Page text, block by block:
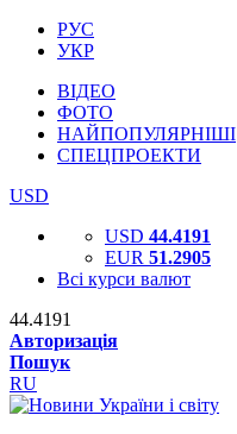
РУС
УКР
ВІДЕО
ФОТО
НАЙПОПУЛЯРНІШІ
СПЕЦПРОЕКТИ
USD
USD 44.4191
EUR 51.2905
Всі курси валют
44.4191
Авторизація
Пошук
RU